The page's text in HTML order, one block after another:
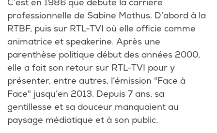
C’est en 1986 que débute la carrière
professionnelle de Sabine Mathus. D’abord à la
RTBF, puis sur RTL-TVI où elle officie comme
animatrice et speakerine. Après une
parenthèse politique début des années 2000,
elle a fait son retour sur RTL-TVI pour y
présenter, entre autres, l’émission "Face à
Face" jusqu’en 2013. Depuis 7 ans, sa
gentillesse et sa douceur manquaient au
paysage médiatique et à son public.